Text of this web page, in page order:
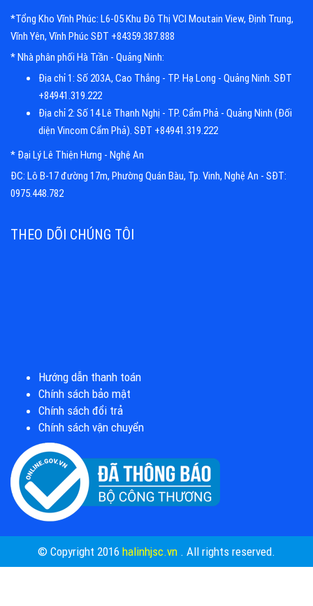
*Tổng Kho Vĩnh Phúc: L6-05 Khu Đô Thị VCI Moutain View, Định Trung,
Vĩnh Yên, Vĩnh Phúc SĐT +84359.387.888
* Nhà phân phối Hà Trần - Quảng Ninh:
Địa chỉ 1: Số 203A, Cao Thắng - TP. Hạ Long - Quảng Ninh. SĐT
+84941.319.222
Địa chỉ 2: Số 14 Lê Thanh Nghị - TP. Cẩm Phả - Quảng Ninh (Đối
diện Vincom Cẩm Phả). SĐT +84941.319.222
* Đại Lý Lê Thiện Hưng - Nghệ An
ĐC: Lô B-17 đường 17m, Phường Quán Bàu, Tp. Vinh, Nghệ An - SĐT:
0975.448.782
THEO DÕI CHÚNG TÔI
Hướng dẫn thanh toán
Chính sách bảo mật
Chính sách đổi trả
Chính sách vận chuyển
© Copyright 2016 halinhjsc.vn . All rights reserved.